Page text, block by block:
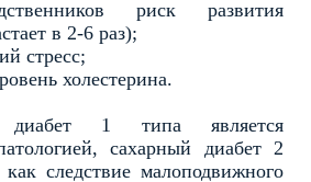
риск развития
в 2-6 раз);
стресс;
холестерина.
диабет 1 типа является
сахарный диабет 2
как следствие малоподвижного